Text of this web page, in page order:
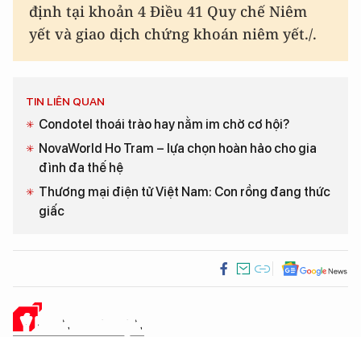
định tại khoản 4 Điều 41 Quy chế Niêm
yết và giao dịch chứng khoán niêm yết./.
TIN LIÊN QUAN
Condotel thoái trào hay nằm im chờ cơ hội?
NovaWorld Ho Tram – lựa chọn hoàn hảo cho gia
đình đa thế hệ
Thương mại điện tử Việt Nam: Con rồng đang thức
giấc
Ý KIẾN CỦA BẠN